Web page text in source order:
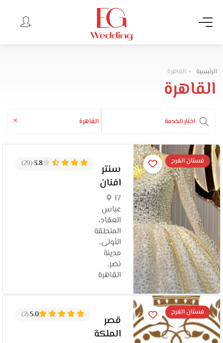
القاهرة
الرئيسية القاهرة
اختار الخدمة القاهرة ×
فستان الفرح
سنتر
افنان
17
عباس
العقاد،
المنطقة
الأولى،
مدينة
نصر،
القاهرة‬
3.8
(29)
فستان الفرح
قصر
الملكة
5.0
(2)